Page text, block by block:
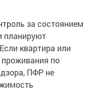
за состоянием
планируют
квартира или
по
ПФР не